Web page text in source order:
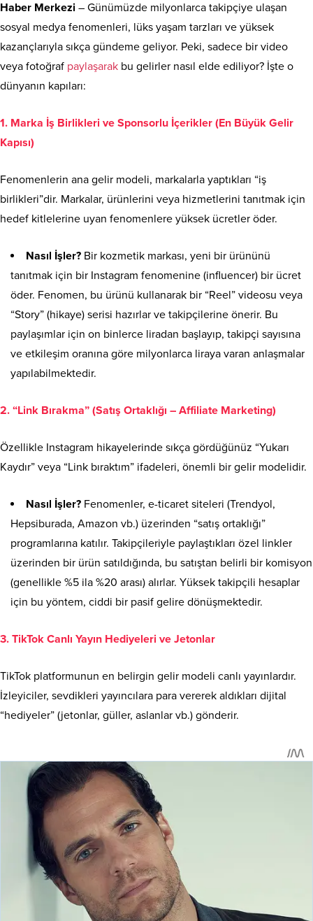
Haber Merkezi – Günümüzde milyonlarca takipçiye ulaşan
sosyal medya fenomenleri, lüks yaşam tarzları ve yüksek
kazançlarıyla sıkça gündeme geliyor. Peki, sadece bir video
veya fotoğraf paylaşarak bu gelirler nasıl elde ediliyor? İşte o
dünyanın kapıları:
1. Marka İş Birlikleri ve Sponsorlu İçerikler (En Büyük Gelir
Kapısı)
Fenomenlerin ana gelir modeli, markalarla yaptıkları “iş
birlikleri”dir. Markalar, ürünlerini veya hizmetlerini tanıtmak için
hedef kitlelerine uyan fenomenlere yüksek ücretler öder.
Nasıl İşler? Bir kozmetik markası, yeni bir ürününü
tanıtmak için bir Instagram fenomenine (influencer) bir ücret
öder. Fenomen, bu ürünü kullanarak bir “Reel” videosu veya
“Story” (hikaye) serisi hazırlar ve takipçilerine önerir. Bu
paylaşımlar için on binlerce liradan başlayıp, takipçi sayısına
ve etkileşim oranına göre milyonlarca liraya varan anlaşmalar
yapılabilmektedir.
2. “Link Bırakma” (Satış Ortaklığı – Affiliate Marketing)
Özellikle Instagram hikayelerinde sıkça gördüğünüz “Yukarı
Kaydır” veya “Link bıraktım” ifadeleri, önemli bir gelir modelidir.
Nasıl İşler? Fenomenler, e-ticaret siteleri (Trendyol,
Hepsiburada, Amazon vb.) üzerinden “satış ortaklığı”
programlarına katılır. Takipçileriyle paylaştıkları özel linkler
üzerinden bir ürün satıldığında, bu satıştan belirli bir komisyon
(genellikle %5 ila %20 arası) alırlar. Yüksek takipçili hesaplar
için bu yöntem, ciddi bir pasif gelire dönüşmektedir.
3. TikTok Canlı Yayın Hediyeleri ve Jetonlar
TikTok platformunun en belirgin gelir modeli canlı yayınlardır.
İzleyiciler, sevdikleri yayıncılara para vererek aldıkları dijital
“hediyeler” (jetonlar, güller, aslanlar vb.) gönderir.